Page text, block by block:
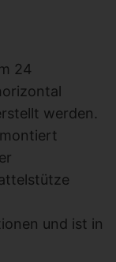
24
werden.
und ist in